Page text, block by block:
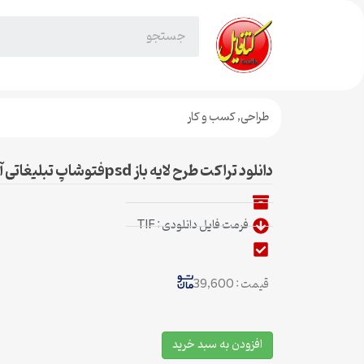
طراحی,کسب و کار
دانلود تراکت طرح لایه باز psdفتوشاپ تبلیغاتی آژانس هواپیمایی2
فرمت فایل دانلودی : TIF
قیمت : 39,600
افزودن به سبد خرید